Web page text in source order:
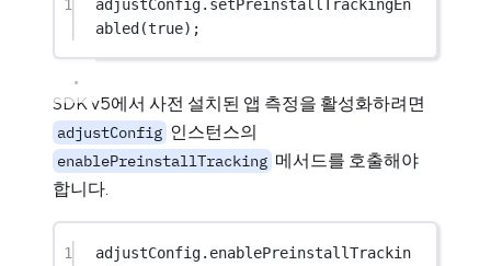
1 adjustConfig. setPreinstallTrackingEn
abled(true);
SDK v5에서 사전 설치된 앱 측정을 활성화하려면
adjustConfig 인스턴스의
enablePreinstallTracking 메서드를 호출해야
합니다.
1 adjustConfig. enablePreinstallTrackin